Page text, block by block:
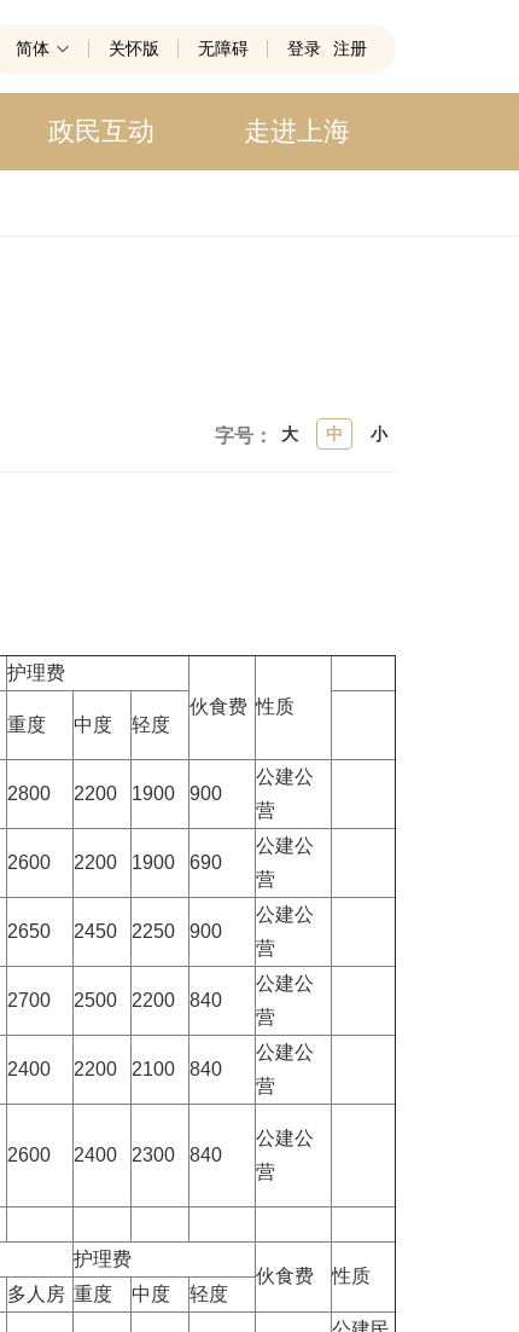
简体 关怀版 无障碍 登录 注册
政民互动 走进上海
字号： 大 中 小
护理费
伙食费 性质
重度 中度 轻度
2800 2200 1900 900
公建公
营
2600 2200 1900 690
公建公
营
2650 2450 2250 900
公建公
营
2700 2500 2200 840
公建公
营
2400 2200 2100 840
公建公
营
2600 2400 2300 840
公建公
营
护理费
伙食费
性质
多人房 重度 中度 轻度